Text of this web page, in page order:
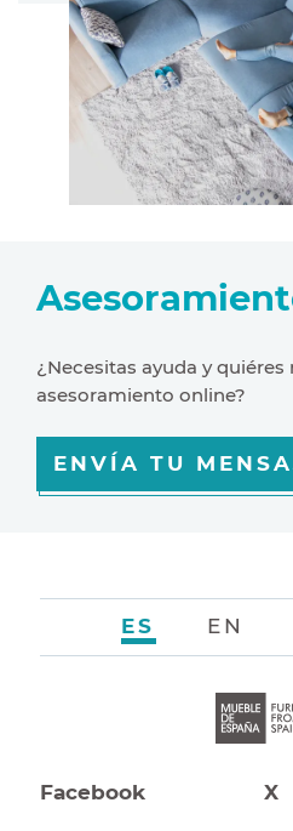
¿Necesitas ayuda y quiéres
asesoramiento online?
ENVÍA TU
Facebook X
ES EN